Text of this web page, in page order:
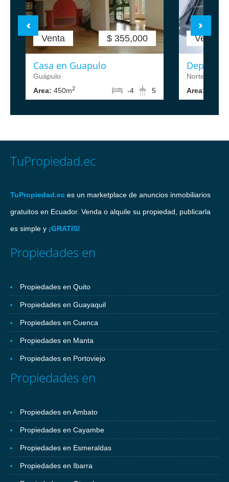
Venta $ 355,000
Casa en Guapulo
Guápulo
Area: 450m2 5
-4
Venta
Norte de
Area:
TuPropiedad.ec
TuPropiedad.ec es un marketplace de anuncios inmobiliarios
gratuitos en Ecuador. Venda o alquile su propiedad, publicarla
es simple y ¡GRATIS!
Propiedades en
Propiedades en Quito
Propiedades en Guayaquil
Propiedades en Cuenca
Propiedades en Manta
Propiedades en Portoviejo
Propiedades en
Propiedades en Ambato
Propiedades en Cayambe
Propiedades en Esmeraldas
Propiedades en Ibarra